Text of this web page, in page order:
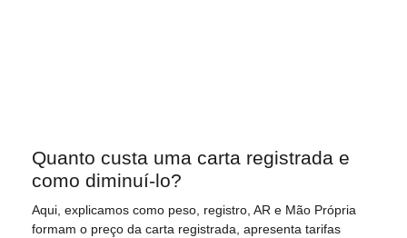
Quanto custa uma carta registrada e
como diminuí-lo?
Aqui, explicamos como peso, registro, AR e Mão Própria
formam o preço da carta registrada, apresenta tarifas